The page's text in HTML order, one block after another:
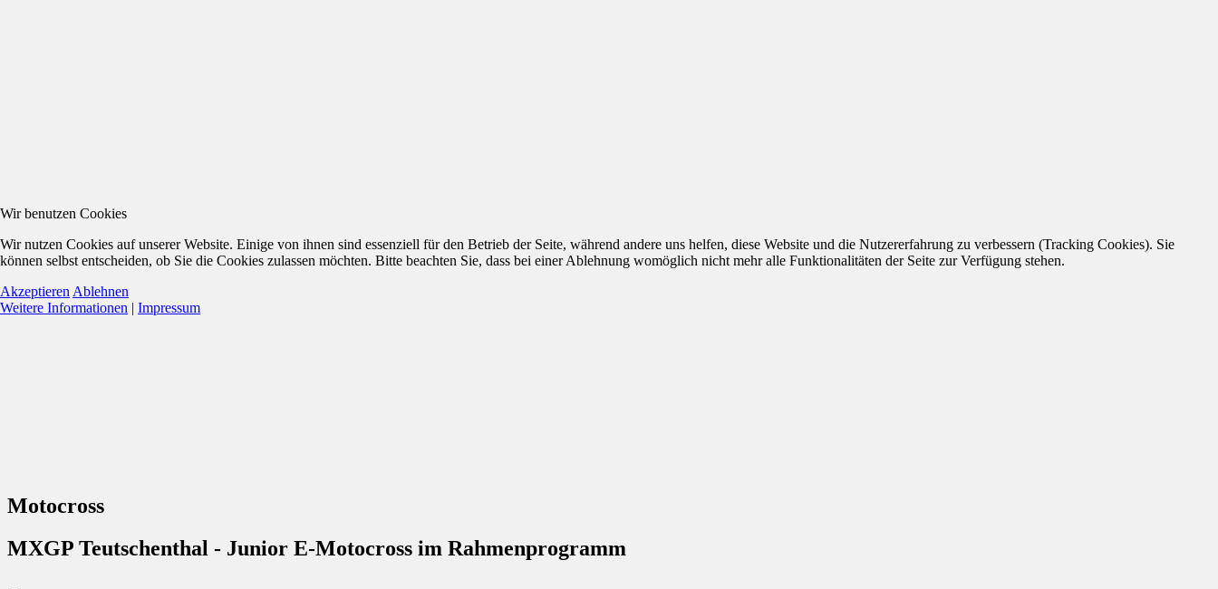
Motocross
MXGP Teutschenthal - Junior E-Motocross im Rahmenprogramm
Wir benutzen Cookies
Wir nutzen Cookies auf unserer Website. Einige von ihnen sind essenziell für den Betrieb der Seite, während andere uns helfen, diese Website und die Nutzererfahrung zu verbessern (Tracking Cookies). Sie
können selbst entscheiden, ob Sie die Cookies zulassen möchten. Bitte beachten Sie, dass bei einer Ablehnung womöglich nicht mehr alle Funktionalitäten der Seite zur Verfügung stehen.
Akzeptieren Ablehnen
Weitere Informationen | Impressum